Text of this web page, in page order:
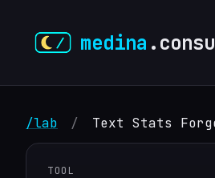
medina
/lab / Text Stats
TOOL